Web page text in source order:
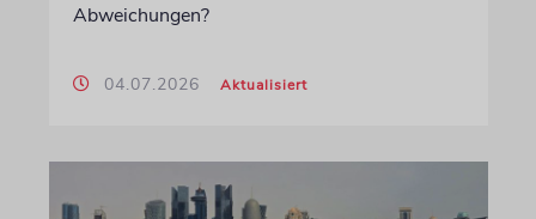
Abweichungen?
04.07.2026 Aktualisiert